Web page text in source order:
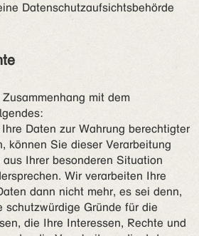
Datenschutzaufsichtsbehörde
mit dem
Daten zur Wahrung berechtigter
können Sie dieser Verarbeitung
Ihrer besonderen Situation
Wir verarbeiten Ihre
dann nicht mehr, es sei denn,
schutzwürdige Gründe für die
die Ihre Interessen, Rechte und